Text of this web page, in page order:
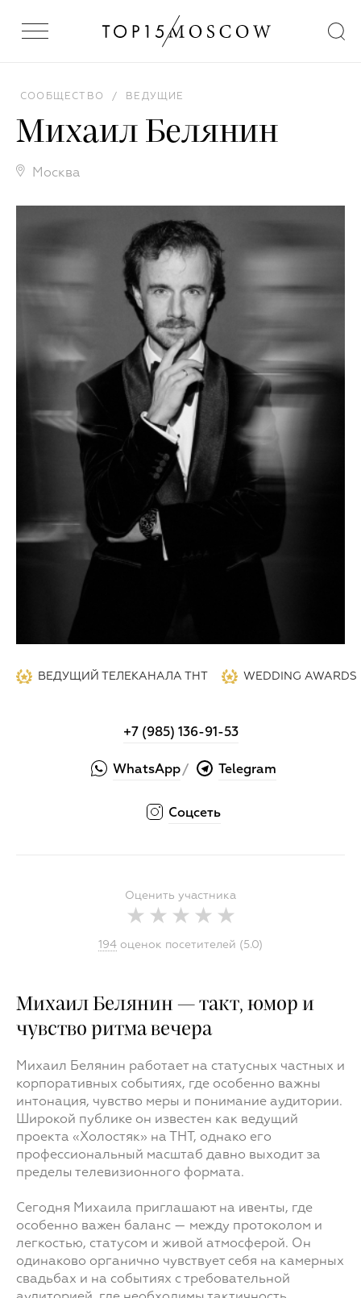
СООБЩЕСТВО / ВЕДУЩИЕ
Михаил Белянин
Москва
ВЕДУЩИЙ ТЕЛЕКАНАЛА ТНТ WEDDING AWARDS
Оценить участника
194 оценок посетителей (5.0)
+7 (985) 136-91-53
WhatsApp/ Telegram
Соцсеть
Михаил Белянин — такт, юмор и
чувство ритма вечера
Михаил Белянин работает на статусных частных и
корпоративных событиях, где особенно важны
интонация, чувство меры и понимание аудитории.
Широкой публике он известен как ведущий
проекта «Холостяк» на ТНТ, однако его
профессиональный масштаб давно выходит за
пределы телевизионного формата.
Сегодня Михаила приглашают на ивенты, где
особенно важен баланс — между протоколом и
легкостью, статусом и живой атмосферой. Он
одинаково органично чувствует себя на камерных
свадьбах и на событиях с требовательной